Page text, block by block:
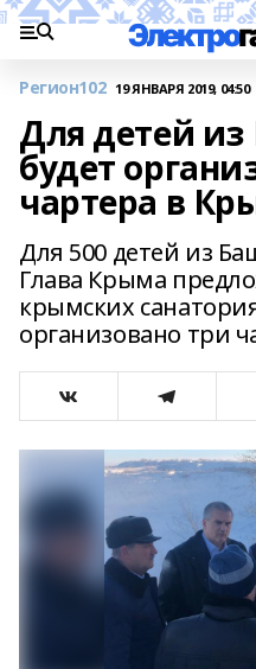
Регион102 19 ЯНВАРЯ 2019, 04:50
Для детей
будет
чартера в
Для 500 детей из
Глава Крыма
крымских
организовано три